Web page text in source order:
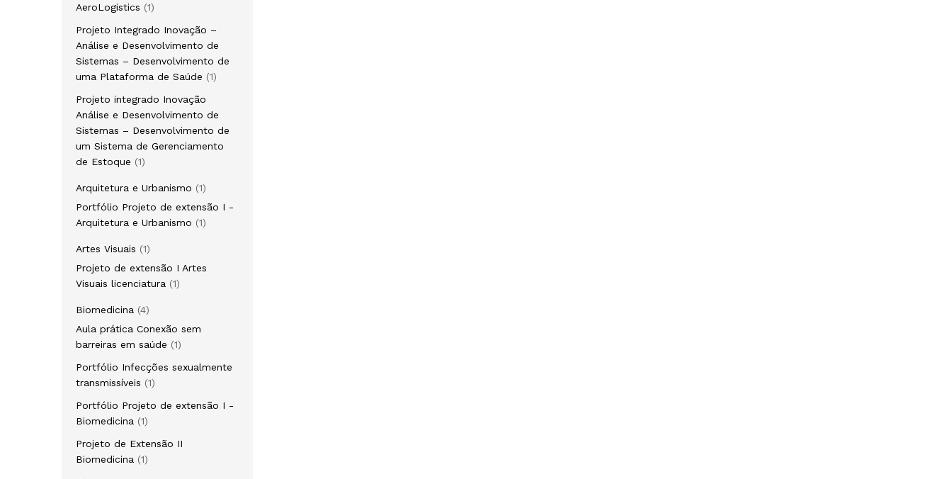
AeroLogistics
11
Projeto Integrado Inovação –
Análise e Desenvolvimento de
Sistemas – Desenvolvimento de
uma Plataforma de Saúde
11
Projeto integrado Inovação
Análise e Desenvolvimento de
Sistemas – Desenvolvimento de
um Sistema de Gerenciamento
de Estoque
11
Arquitetura e Urbanismo
11
produto
Portfólio Projeto de extensão I -
Arquitetura e Urbanismo
11
Artes Visuais
11
produto
Projeto de extensão I Artes
Visuais licenciatura
11
Biomedicina
44
produtos
Aula prática Conexão sem
barreiras em saúde
11
Portfólio Infecções sexualmente
transmissíveis
11
Portfólio Projeto de extensão I -
Biomedicina
11
Projeto de Extensão II
Biomedicina
11